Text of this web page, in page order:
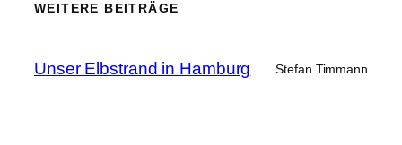
WEITERE BEITRÄGE
Unser Elbstrand in Hamburg Stefan Timmann